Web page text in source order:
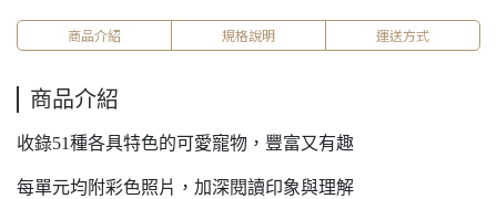
商品介紹 規格說明 運送方式
商品介紹
收錄51種各具特色的可愛寵物，豐富又有趣
每單元均附彩色照片，加深閱讀印象與理解